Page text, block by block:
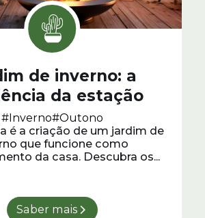
de inverno: a
da estação
#Inverno#Outono
é a criação de um jardim de
que funcione como
da casa. Descubra os...
Saber mais